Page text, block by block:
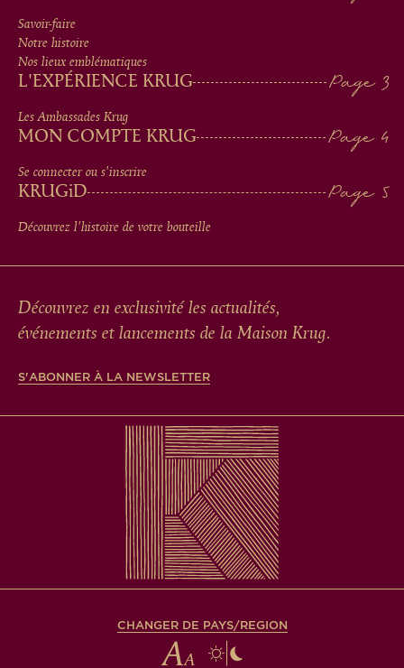
MEN
IN
FOOTER
Savoir-faire
Notre histoire
Nos lieux emblématiques
L'EXPÉRIENCE KRUG
Les Ambassades Krug
MON COMPTE KRUG
Se connecter ou s'inscrire
KRUGiD
Découvrez l'histoire de votre bouteille
Découvrez en exclusivité les actualités,
événements et lancements de la Maison Krug.
S'ABONNER À LA NEWSLETTER
CHANGER DE PAYS/REGION